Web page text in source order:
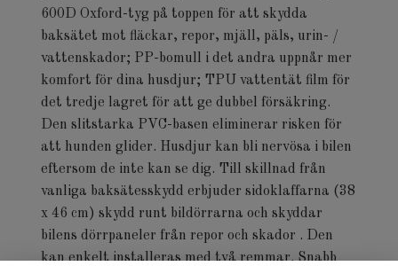
600D Oxford-tyg på toppen för att skydda
baksätet mot fläckar, repor, mjäll, päls, urin- /
vattenskador; PP-bomull i det andra uppnår mer
komfort för dina husdjur; TPU vattentät film för
det tredje lagret för att ge dubbel försäkring.
Den slitstarka PVC-basen eliminerar risken för
att hunden glider. Husdjur kan bli nervösa i bilen
eftersom de inte kan se dig. Till skillnad från
vanliga baksätesskydd erbjuder sidoklaffarna (38
x 46 cm) skydd runt bildörrarna och skyddar
bilens dörrpaneler från repor och skador . Den
kan enkelt installeras med två remmar. Snabb